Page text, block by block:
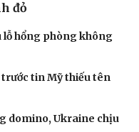
đỏ
lỗ hổng phòng không
tin Mỹ thiếu tên
domino, Ukraine chịu